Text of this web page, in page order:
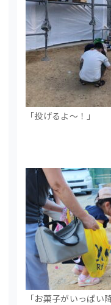
「投げるよ～！」
「お菓子がいっぱい